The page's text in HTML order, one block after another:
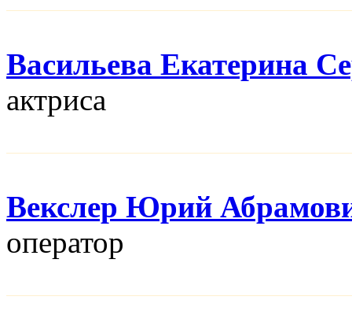
Васильева Екатерина
актриса
Векслер Юрий
оператор